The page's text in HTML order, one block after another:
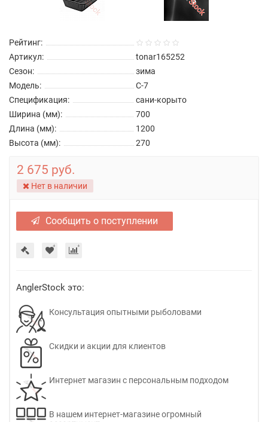
Рейтинг:
Артикул:
tonar165252
Сезон:
зима
Модель:
C-7
Спецификация:
сани-корыто
Ширина (мм):
700
Длина (мм):
1200
Высота (мм):
270
2 675 руб.
Нет в наличии
Сообщить о поступлении
AnglerStock это:
Консультация опытными рыболовами
Скидки и акции для клиентов
Интернет магазин с персональным подходом
В нашем интернет-магазине огромный